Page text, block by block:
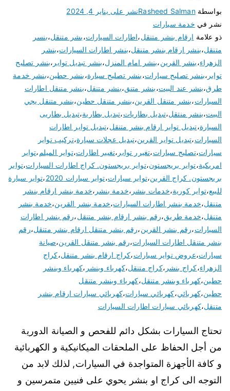
بواسطةRasheed Salmanنشر على يناير 4, 2024
نشر في خدمة سيارات
ذو علامة ارقام بنشر متنقل،اطارات السيارات،بشر متنقل،بنسر
متنقل،بنشر ارقام بنشر متنقل،بنشر اطارات السيارات،بنشر
الزهراء،بنشر القرين،بنشر امام المنزل،بنشر تبديل تواير ،بنشر تصليح
تواير ،بنشر تصليح سيارات،بنشر تصليح سيارة،بنشر حطين،بنشر خدمة
طرق،بنشر عند البيت،بنشر متنق،بنشر متنقل،بنشر متنقل اطارات
السيارات،بنشر متنقل القرين،بنشر متنقل حطين،بنشر متنقل يجي
البيت،بنشر منتقل،تبديل بطاريات،تبديل بطارية،تبديل بطاريى
السيارة،تبديل تواير ارقام بنشر متنقل،تبديل تواير اطارات
السيارات،تبديل تواير القرين،تبديل عجلات سيارة،تركيب تواير
سيارات،تصليح سيارات،تغيرر تواير ،تغيير اطارات،تواير الميلم ،تواير
امريكية،تواير بريجستون،تواير بريجستون. كراج اطارات السيارات،تواير
بريجستون. كراج القرين،تواير سيارات،تواير سيارات 2020 ،تواير سيارة
للبيع،تواير كورية،خدمات بنشر ،خدمة بنشر ،خدمة بنشر ارقام بنشر
متنقل،خدمة بنشر اطارات السيارات،خدمة بنشر القرين،خدمة بنشر
متنقل،خدمة طريق،رقم بنشر ارقام بنشر متنقل،رقم بنشر اطارات
السيارات،رقم بنشر القرين،رقم بنشر متنقل ارقام بنشر متنقل،رقم
بنشر متنقل اطارات السيارات،رقم بنشر متنقل القرين،صيانة
سيارات،عروض تواير سيارات،كراج ارقام بنشر متنقل،كراج
الزهراء،كراج بنشر ،كراج متنقل،كهرباء وبنشر ،كهرباء وبنشر
حطين،كهرباء وبنشر متنقل،كهرباء وبنشر متنقل
حطين،كهربائي،كهربائي سيارات،كهربائي سيارات ارقام بنشر
متنقل،كهربائي سيارات اطارات السيارات
تحتاج السيارات بشكل دائم للفحص و الصيانة الدورية
من أجل الحفاظ على الملحقات الميكانيكية و الكهربائية
و كافة الأجهزة المتواجدة في السيارات, لذلك لابد من
التوجه الى كراج او بنشر يحوي على فنيين متمرسين و